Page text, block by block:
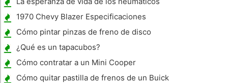
automotrices
1970 Chevy Blazer Especificaciones
Cómo pintar pinzas de freno de disco
¿Qué es un tapacubos?
Cómo contratar a un Mini Cooper
Cómo quitar pastilla de frenos de un Buick